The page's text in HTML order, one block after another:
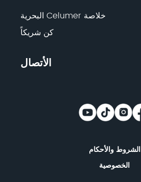
خلاصة Celumer البحرية
كن شريكاً
الأتصال
الشروط والأحكام
الخصوصية